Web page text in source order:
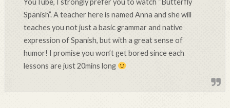
YouTube, I strongly prefer you to watch “Butterfly
Spanish”. A teacher here is named Anna and she will
teaches you not just a basic grammar and native
expression of Spanish, but with a great sense of
humor! I promise you won’t get bored since each
lessons are just 20mins long